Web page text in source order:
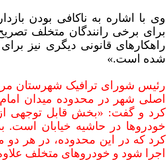
وی با اشاره به ناکافی بودن
برای برخی رانندگان متخلف
راهکارهای قانونی دیگری نیز
شده است.»
رئيس شورای ترافیک شهرستان
اصلی شهر در محدوده میدان امام
کرد و گفت: «بخش قابل توجهی
خودروها در حاشیه خیابان
کرد که در این محدوده، در هر
اجرا شود و خودروهای متخلف